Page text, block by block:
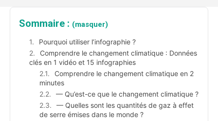
Sommaire : (masquer)
Pourquoi utiliser l’infographie ?
Comprendre le changement climatique : Données
clés en 1 vidéo et 15 infographies
Comprendre le changement climatique en 2
minutes
— Qu’est-ce que le changement climatique ?
— Quelles sont les quantités de gaz à effet
de serre émises dans le monde ?